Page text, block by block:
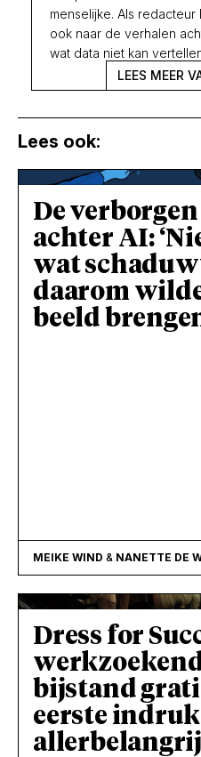
menselijke. Als
ook naar de verhalen
wat data niet kan
LEES MEER
Lees ook:
De
achter AI:
wat
daarom
beeld
MEIKE WIND & NANETTE DE
Dress for
bijstand
eerste